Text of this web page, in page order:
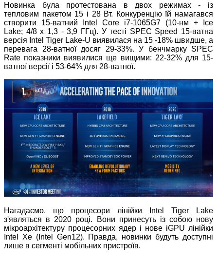
Новинка була протестована в двох режимах - із
тепловим пакетом 15 і 28 Вт. Конкуренцію їй намагався
створити 15-ватний Intel Core i7-1065G7 (10-нм + Ice
Lake; 4/8 x 1,3 - 3,9 ГГц). У тесті SPEC Speed ​​15-ватна
версія Intel Tiger Lake-U виявилася на 15 -18% швидше, а
перевага 28-ватної досяг 29-33%. У бенчмарку SPEC
Rate показники виявилися ще вищими: 22-32% для 15-
ватної версії і 53-64% для 28-ватної.
Нагадаємо, що процесори лінійки Intel Tiger Lake
з'являться в 2020 році. Вони принесуть із собою нову
мікроархітектуру процесорних ядер і нове iGPU лінійки
Intel Xe (Intel Gen12). Правда, новинки будуть доступні
лише в сегменті мобільних пристроїв.